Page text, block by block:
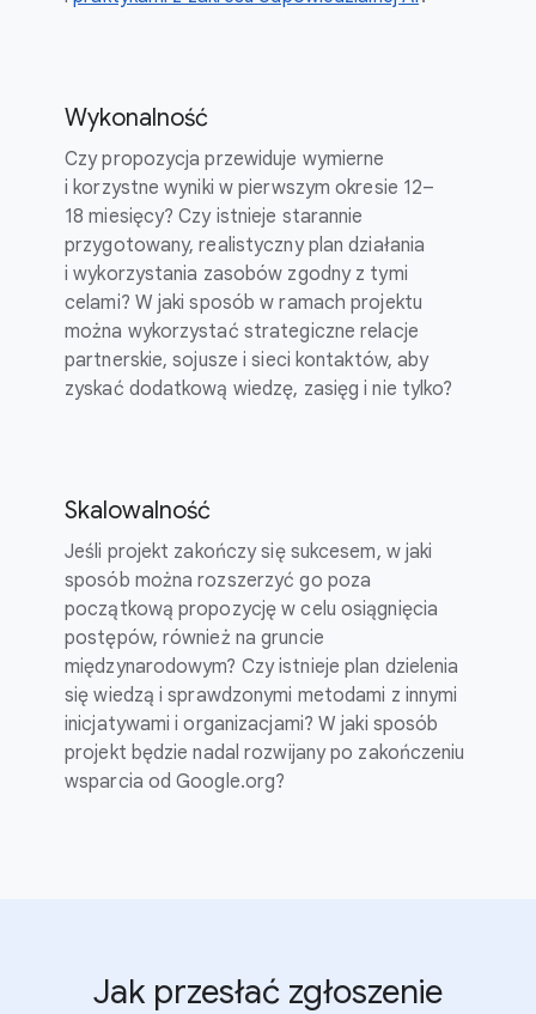
Wykonalność
Czy propozycja przewiduje wymierne
i korzystne wyniki w pierwszym okresie 12–
18 miesięcy? Czy istnieje starannie
przygotowany, realistyczny plan działania
i wykorzystania zasobów zgodny z tymi
celami? W jaki sposób w ramach projektu
można wykorzystać strategiczne relacje
partnerskie, sojusze i sieci kontaktów, aby
zyskać dodatkową wiedzę, zasięg i nie tylko?
Skalowalność
Jeśli projekt zakończy się sukcesem, w jaki
sposób można rozszerzyć go poza
początkową propozycję w celu osiągnięcia
postępów, również na gruncie
międzynarodowym? Czy istnieje plan dzielenia
się wiedzą i sprawdzonymi metodami z innymi
inicjatywami i organizacjami? W jaki sposób
projekt będzie nadal rozwijany po zakończeniu
wsparcia od Google.org?
Jak przesłać zgłoszenie